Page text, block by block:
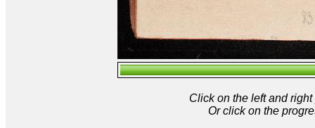
Click on the left and
Or click on the